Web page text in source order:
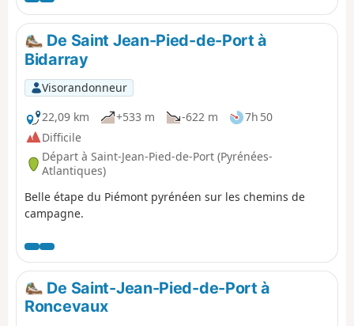
De Saint Jean-Pied-de-Port à
Bidarray
Visorandonneur
22,09 km
+533 m -622 m
7h 50
Difficile
Départ à Saint-Jean-Pied-de-Port (Pyrénées-
Atlantiques)
Belle étape du Piémont pyrénéen sur les chemins de
campagne.
De Saint-Jean-Pied-de-Port à
Roncevaux